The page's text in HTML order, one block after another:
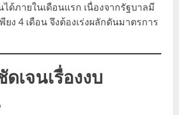
ด้ภายในเดือนแรก เนื่องจากรัฐบาลมี
ยง 4 เดือน จึงต้องเร่งผลักดันมาตรการ
เจนเรื่องงบ